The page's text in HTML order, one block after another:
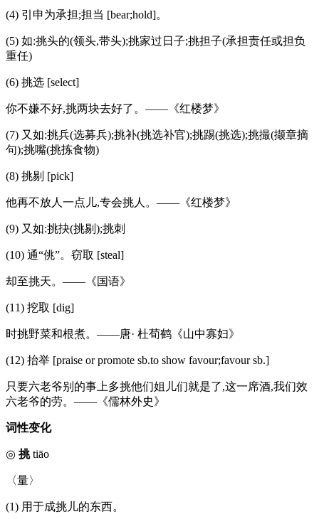
(4) 引申为承担;担当 [bear;hold]。
(5) 如:挑头的(领头,带头);挑家过日子;挑担子(承担责任或担负
重任)
(6) 挑选 [select]
你不嫌不好,挑两块去好了。——《红楼梦》
(7) 又如:挑兵(选募兵);挑补(挑选补官);挑踢(挑选);挑撮(撷章摘
句);挑嘴(挑拣食物)
(8) 挑剔 [pick]
他再不放人一点儿,专会挑人。——《红楼梦》
(9) 又如:挑抉(挑剔);挑刺
(10) 通“佻”。窃取 [steal]
却至挑天。——《国语》
(11) 挖取 [dig]
时挑野菜和根煮。——唐· 杜荀鹤《山中寡妇》
(12) 抬举 [praise or promote sb.to show favour;favour sb.]
只要六老爷别的事上多挑他们姐儿们就是了,这一席酒,我们效
六老爷的劳。——《儒林外史》
词性变化
◎ 挑tiāo
〈量〉
(1) 用于成挑儿的东西。